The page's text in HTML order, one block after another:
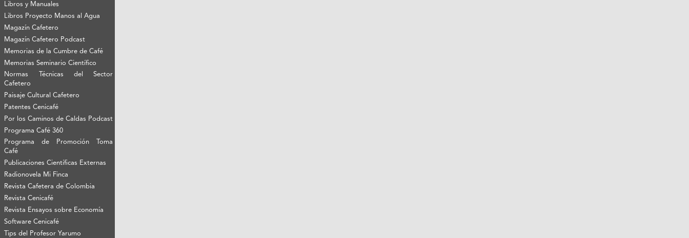
Libros y Manuales
Libros Proyecto Manos al Agua
Magazín Cafetero
Magazín Cafetero Podcast
Memorias de la Cumbre de Café
Memorias Seminario Científico
Normas Técnicas del Sector
Cafetero
Paisaje Cultural Cafetero
Patentes Cenicafé
Por los Caminos de Caldas Podcast
Programa Café 360
Programa de Promoción Toma
Café
Publicaciones Científicas Externas
Radionovela Mi Finca
Revista Cafetera de Colombia
Revista Cenicafé
Revista Ensayos sobre Economía
Software Cenicafé
Tips del Profesor Yarumo